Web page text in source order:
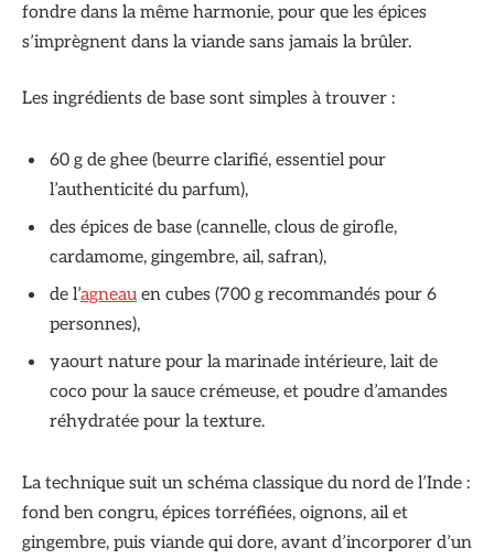
fondre dans la même harmonie, pour que les épices
s’imprègnent dans la viande sans jamais la brûler.
Les ingrédients de base sont simples à trouver :
60 g de ghee (beurre clarifié, essentiel pour
l’authenticité du parfum),
des épices de base (cannelle, clous de girofle,
cardamome, gingembre, ail, safran),
de l’agneau en cubes (700 g recommandés pour 6
personnes),
yaourt nature pour la marinade intérieure, lait de
coco pour la sauce crémeuse, et poudre d’amandes
réhydratée pour la texture.
La technique suit un schéma classique du nord de l’Inde :
fond ben congru, épices torréfiées, oignons, ail et
gingembre, puis viande qui dore, avant d’incorporer d’un